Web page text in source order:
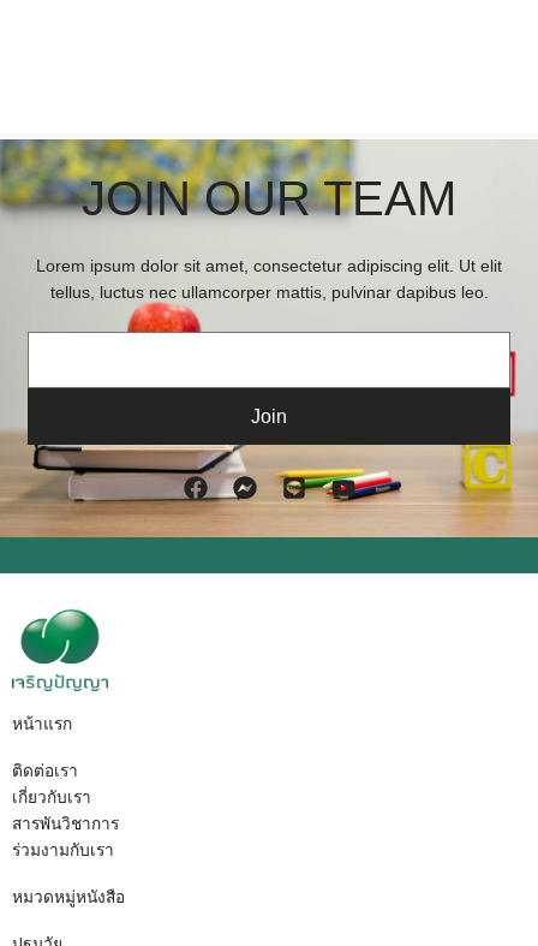
JOIN OUR TEAM
Lorem ipsum dolor sit amet, consectetur adipiscing elit. Ut elit
tellus, luctus nec ullamcorper mattis, pulvinar dapibus leo.
Join
F
a
b
F
a
b
L
i
Y
o
u
หน้าแรก
ติดต่อเรา
เกี่ยวกับเรา
สารพันวิชาการ
ร่วมงามกับเรา
หมวดหมู่หนังสือ